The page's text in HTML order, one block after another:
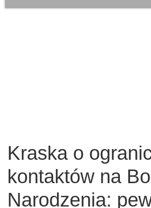
Kraska o
kontaktów na
Narodzenia: